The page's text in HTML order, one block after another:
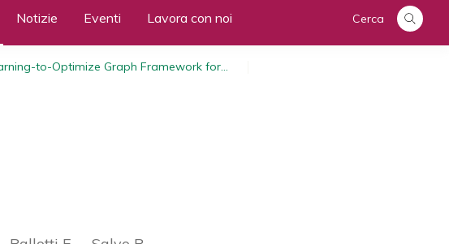
Notizie Eventi Lavora con noi Cerca
to-Optimize Graph Framework for…